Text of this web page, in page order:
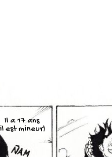
Il a 17 ans
est mineur)